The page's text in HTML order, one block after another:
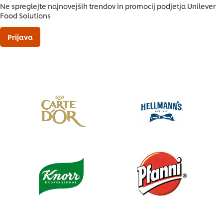
Ne spreglejte najnovejših trendov in promocij podjetja Unilever
Food Solutions
Prijava